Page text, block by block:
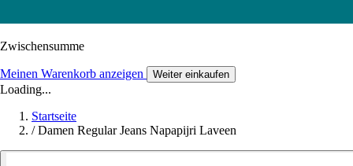
Zwischensumme
Meinen Warenkorb anzeigen Weiter einkaufen
Loading...
Startseite
/ Damen Regular Jeans Napapijri Laveen